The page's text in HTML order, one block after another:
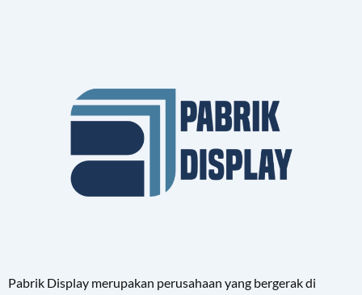
Pabrik Display merupakan perusahaan yang bergerak di